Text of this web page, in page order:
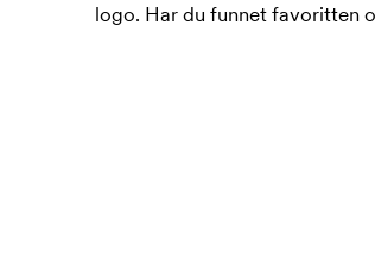
logo. Har du funnet favoritten